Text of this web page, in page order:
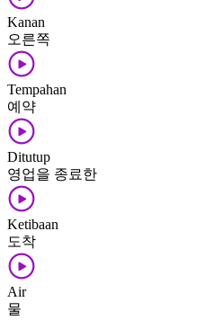
Kanan
오른쪽
Tempahan
예약
Ditutup
영업을 종료한
Ketibaan
도착
Air
물